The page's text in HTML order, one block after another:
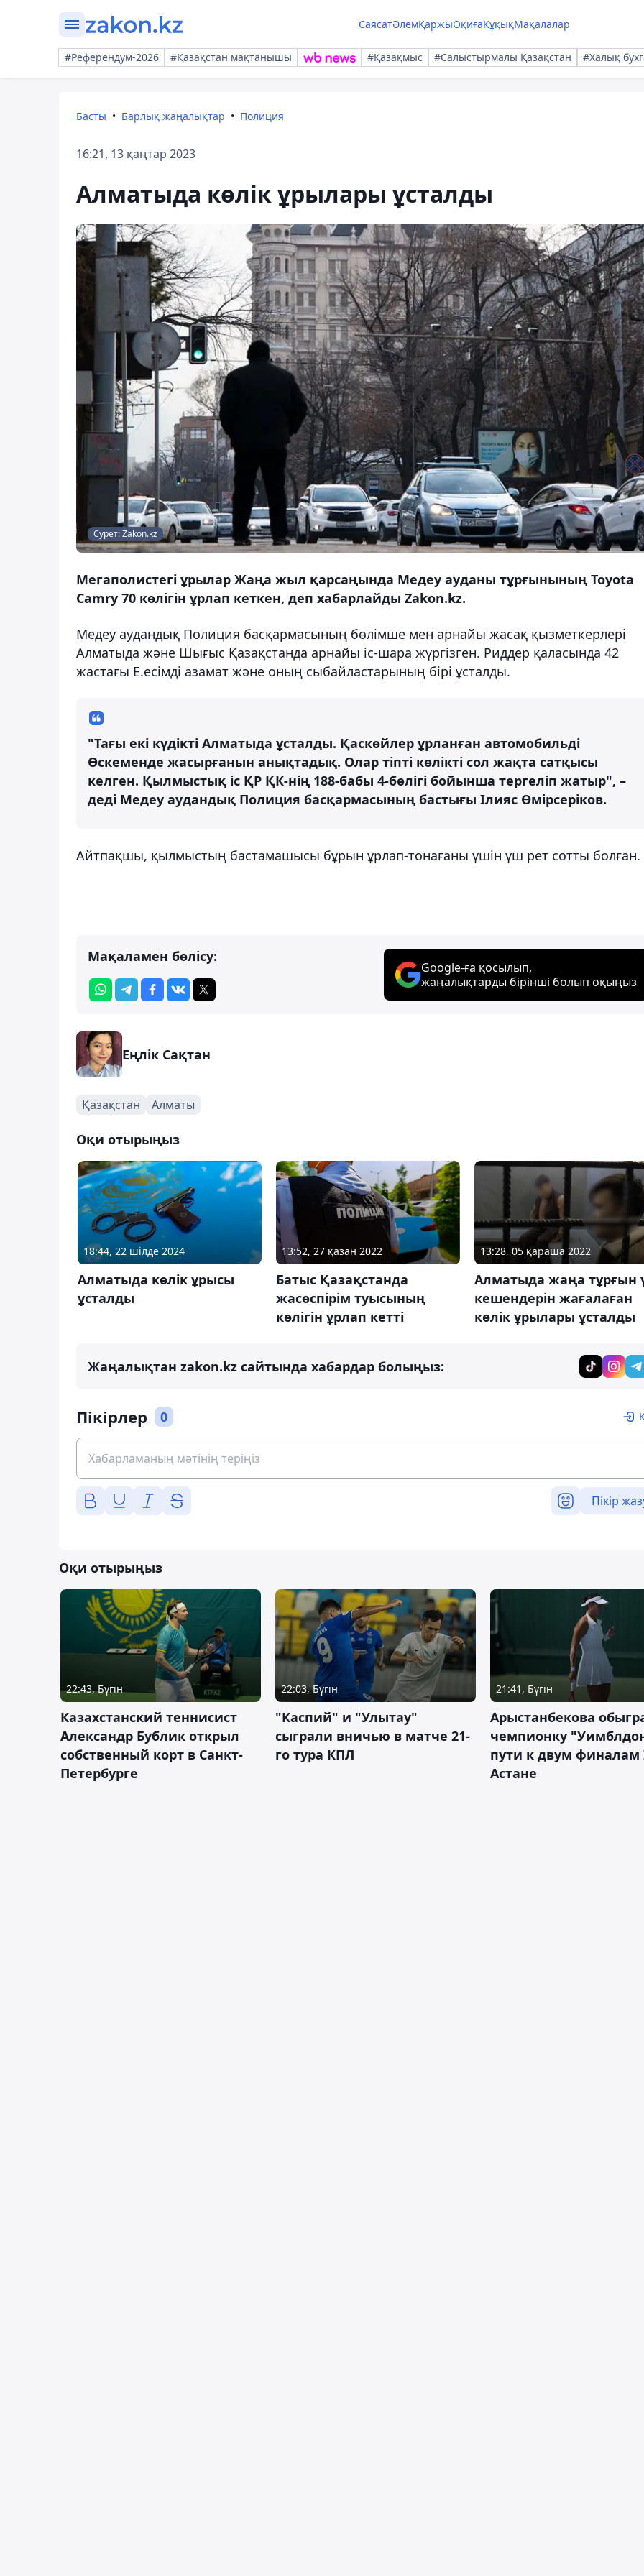
СаясатӘлемҚаржыОқиғаҚұқықМақалалар
#Референдум-2026 #Қазақстан мақтанышы #Қазақмыс #Салыстырмалы Қазақстан #Халық
Басты Барлық жаңалықтар Полиция
16:21, 13 қаңтар 2023
Алматыда көлік ұрылары ұсталды
Сурет: Zakon.kz
Мегаполистегі ұрылар Жаңа жыл қарсаңында Медеу ауданы тұрғынының Toyota
Camry 70 көлігін ұрлап кеткен, деп хабарлайды Zakon.kz.
Медеу аудандық Полиция басқармасының бөлімше мен арнайы жасақ қызметкерлері
Алматыда және Шығыс Қазақстанда арнайы іс-шара жүргізген. Риддер қаласында 42
жастағы Е.есімді азамат және оның сыбайластарының бірі ұсталды.
"Тағы екі күдікті Алматыда ұсталды. Қаскөйлер ұрланған автомобильді
Өскеменде жасырғанын анықтадық. Олар тіпті көлікті сол жақта сатқысы
келген. Қылмыстық іс ҚР ҚК-нің 188-бабы 4-бөлігі бойынша тергеліп жатыр", –
деді Медеу аудандық Полиция басқармасының бастығы Ілияс Өмірсеріков.
Айтпақшы, қылмыстың бастамашысы бұрын ұрлап-тонағаны үшін үш рет сотты болған.
Мақаламен бөлісу:
Google-ға қосылып,
жаңалықтарды бірінші болып оқыңыз
Еңлік Сақтан
Қазақстан Алматы
Оқи отырыңыз
18:44, 22 шілде 2024
Алматыда көлік ұрысы
ұсталды
13:52, 27 қазан 2022
Батыс Қазақстанда
жасөспірім туысының
көлігін ұрлап кетті
13:28, 05 қараша 2022
Алматыда жаңа тұрғын
кешендерін жағалаған
көлік ұрылары ұсталды
Жаңалықтан zakon.kz сайтында хабардар болыңыз:
Пікірлер 0
Пікір
Оқи отырыңыз
22:43, Бүгін
Казахстанский теннисист
Александр Бублик открыл
собственный корт в Санкт-
Петербурге
22:03, Бүгін
"Каспий" и "Улытау"
сыграли вничью в матче 21-
го тура КПЛ
21:41, Бүгін
Арыстанбекова
чемпионку
пути к двум финалам
Астане